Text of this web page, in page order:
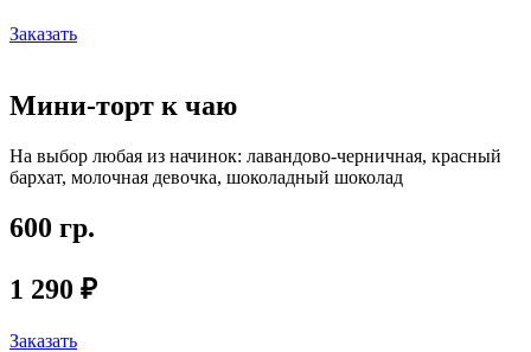
Заказать
Мини-торт к чаю
На выбор любая из начинок: лавандово-черничная, красный
бархат, молочная девочка, шоколадный шоколад
600 гр.
1 290 ₽
Заказать